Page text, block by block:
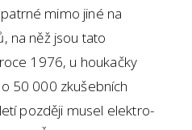
mimo jiné na
na něž jsou tato
1976, u houkačky
50 000 zkušebních
později musel elektro-